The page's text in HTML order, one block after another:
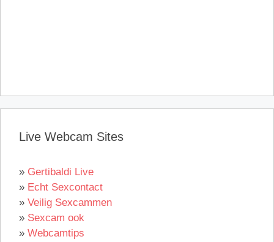
Live Webcam Sites
» Gertibaldi Live
» Echt Sexcontact
» Veilig Sexcammen
» Sexcam ook
» Webcamtips